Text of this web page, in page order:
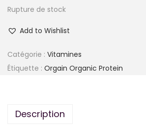
Rupture de stock
Add to Wishlist
Catégorie : Vitamines
Étiquette : Orgain Organic Protein
Description